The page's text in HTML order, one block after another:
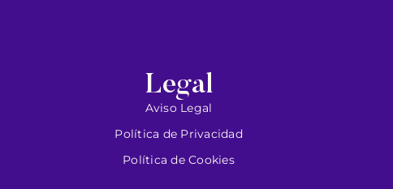
Legal
Aviso Legal
Política de Privacidad
Política de Cookies